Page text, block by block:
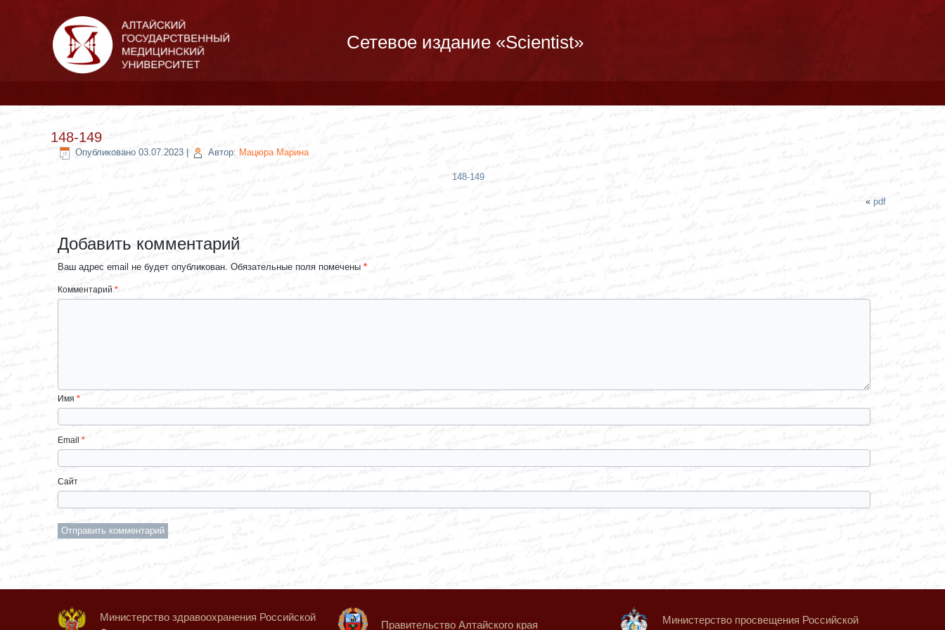
Сетевое издание «Scientist»
148-149
Опубликовано 03.07.2023 Автор: Мацюра Марина
148-149
« pdf
Добавить комментарий
Ваш адрес email не будет опубликован. Обязательные поля помечены *
Комментарий *
Имя *
Email *
Сайт
Министерство здравоохранения Российской
Правительство Алтайского края Министерство просвещения Российской